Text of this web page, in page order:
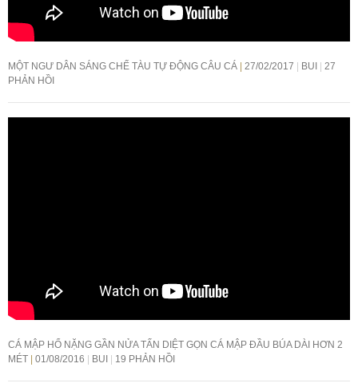
MỘT NGƯ DÂN SÁNG CHẾ TÀU TỰ ĐỘNG CÂU CÁ 27/02/2017 BUI
27
PHẢN HỒI
CÁ MẬP HỔ NẶNG GẦN NỬA TẤN DIỆT GỌN CÁ MẬP ĐẦU BÚA DÀI HƠN 2
MÉT
01/08/2016 BUI 19 PHẢN HỒI